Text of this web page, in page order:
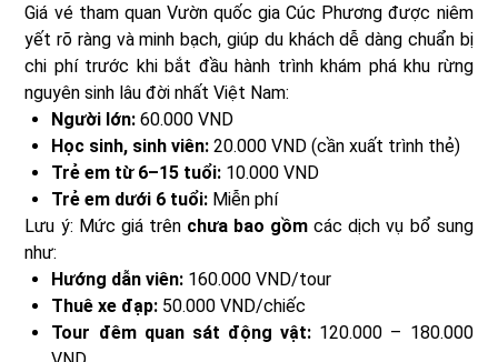
Giá vé tham quan Vườn quốc gia Cúc Phương được niêm
yết rõ ràng và minh bạch, giúp du khách dễ dàng chuẩn bị
chi phí trước khi bắt đầu hành trình khám phá khu rừng
nguyên sinh lâu đời nhất Việt Nam:
Người lớn: 60.000 VND
Học sinh, sinh viên: 20.000 VND (cần xuất trình thẻ)
Trẻ em từ 6–15 tuổi: 10.000 VND
Trẻ em dưới 6 tuổi: Miễn phí
Lưu ý: Mức giá trên chưa bao gồm các dịch vụ bổ sung
như:
Hướng dẫn viên: 160.000 VND/tour
Thuê xe đạp: 50.000 VND/chiếc
Tour đêm quan sát động vật: 120.000 – 180.000